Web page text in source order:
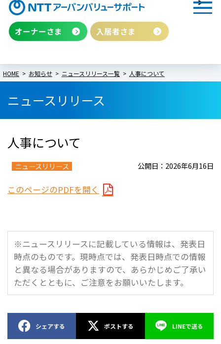
オーナーさま 入居者さま
HOME お知らせ ニュースリリース一覧 人事について
ニュースリリース
人事について
ニュースリリース 公開日：2026年6月16日
このページのPDFを開く
※ニュースリリースに記載している情報は、発表日
時点のものです。現時点では、発表日時点での情報
と異なる場合がありますので、あらかじめご了承い
ただくとともに、ご注意をお願いいたします。
シェアする ポストする LINEで送る